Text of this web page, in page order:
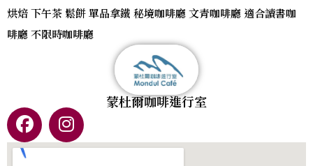
烘焙 下午茶 鬆餅 單品拿鐵 秘境咖啡廳 文青咖啡廳 適合讀書咖
啡廳 不限時咖啡廳
蒙杜爾咖啡進行室